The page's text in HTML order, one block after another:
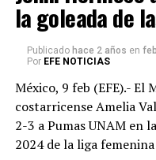
la goleada de
Publicado hace 2 años en
Por EFE NOTICIAS
México, 9 feb (EFE).-
costarricense Amelia
2-3 a Pumas UNAM en
2024 de la liga